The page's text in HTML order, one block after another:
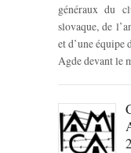
généraux du
slovaque, de
et d’une équipe
Agde devant le